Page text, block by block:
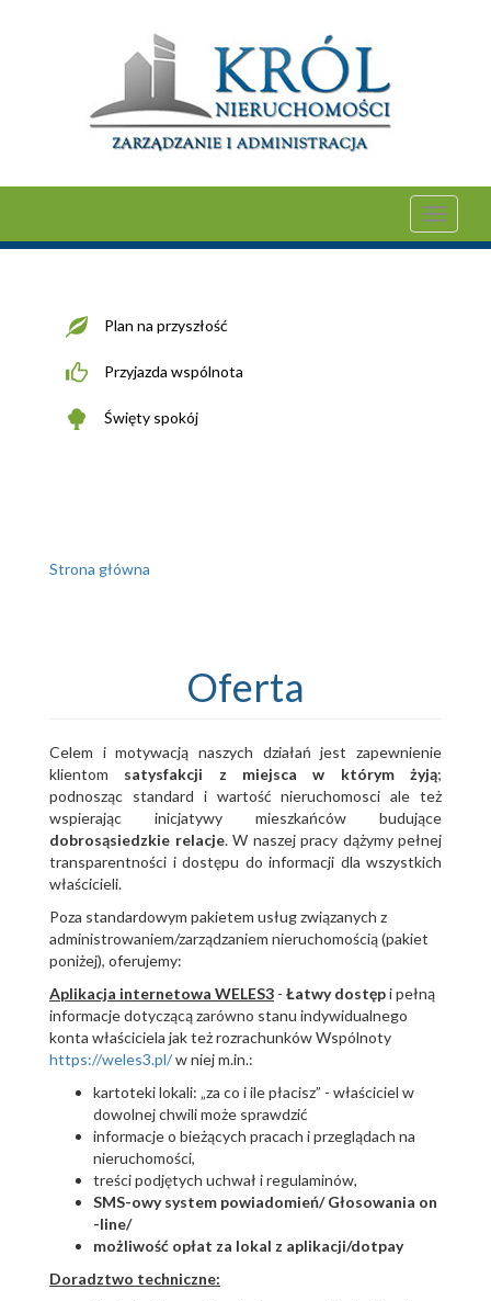
Toggle
Plan na przyszłość
Przyjazda wspólnota
Święty spokój
Strona główna
Oferta
Celem i motywacją naszych działań jest zapewnienie
klientom satysfakcji z miejsca w którym żyją;
podnosząc standard i wartość nieruchomosci ale też
wspierając inicjatywy mieszkańców budujące
dobrosąsiedzkie relacje. W naszej pracy dążymy pełnej
transparentności i dostępu do informacji dla wszystkich
właścicieli.
Poza standardowym pakietem usług związanych z
administrowaniem/zarządzaniem nieruchomością (pakiet
poniżej), oferujemy:
Aplikacja internetowa WELES3 - Łatwy dostępi pełną
informacje dotyczącą zarówno stanu indywidualnego
konta właściciela jak też rozrachunków Wspólnoty
https://weles3.pl/w niej m.in.:
kartoteki lokali: „za co i ile płacisz” - właściciel w
dowolnej chwili może sprawdzić
informacje o bieżących pracach i przeglądach na
nieruchomości,
treści podjętych uchwał i regulaminów,
SMS-owy system powiadomień/ Głosowania on
-line/
możliwość opłat za lokal z aplikacji/dotpay
Doradztwo techniczne: